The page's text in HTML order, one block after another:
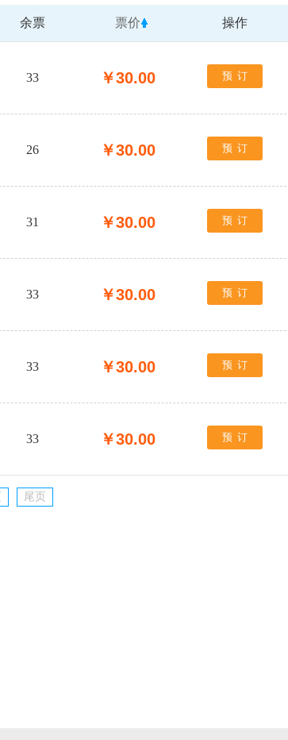
余票 票价 操作
33 ￥30.00 预订
26 ￥30.00 预订
31 ￥30.00 预订
33 ￥30.00 预订
33 ￥30.00 预订
33 ￥30.00 预订
尾页